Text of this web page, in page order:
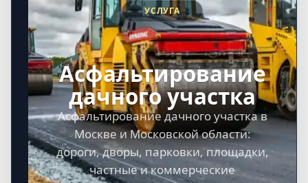
УСЛУГА
Асфальтирование
дачного участка
Асфальтирование дачного участка в
Москве и Московской области:
дороги, дворы, парковки, площадки,
частные и коммерческие